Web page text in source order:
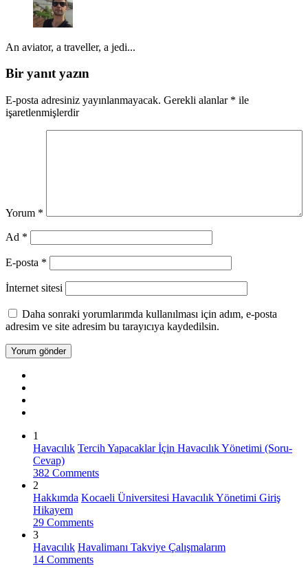
An aviator, a traveller, a jedi...
Bir yanıt yazın
E-posta adresiniz yayınlanmayacak. Gerekli alanlar * ile
işaretlenmişlerdir
Yorum *
Ad *
E-posta *
İnternet sitesi
Daha sonraki yorumlarımda kullanılması için adım, e-posta
adresim ve site adresim bu tarayıcıya kaydedilsin.
1
Havacılık Tercih Yapacaklar İçin Havacılık Yönetimi (Soru-
Cevap)
382 Comments
2
Hakkımda Kocaeli Üniversitesi Havacılık Yönetimi Giriş
Hikayem
29 Comments
3
Havacılık Havalimanı Takviye Çalışmalarım
14 Comments